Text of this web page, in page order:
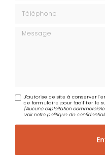
Message
J'autorise ce site à conserver
ce formulaire pour faciliter le
(Aucune exploitation
Voir notrepolitique de